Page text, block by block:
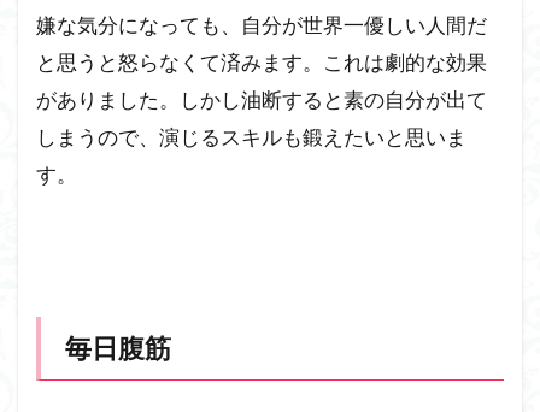
嫌な気分になっても、自分が世界一優しい人間だ
と思うと怒らなくて済みます。これは劇的な効果
がありました。しかし油断すると素の自分が出て
しまうので、演じるスキルも鍛えたいと思いま
す。
毎日腹筋